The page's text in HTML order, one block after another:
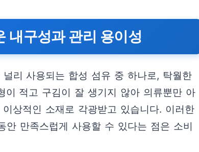
내구성과 관리 용이성
리 사용되는 합성 섬유 중 하나로, 탁월한
이 적고 구김이 잘 생기지 않아 의류뿐만 아
상적인 소재로 각광받고 있습니다. 이러한
안 만족스럽게 사용할 수 있다는 점은 소비